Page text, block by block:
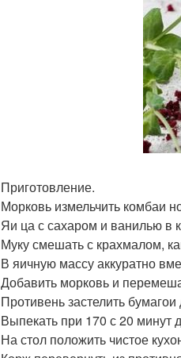
Приготовление.
Морковь измельчить комбаи
Яи ца с сахаром и ванилью в
Муку смешать с крахмалом,
В яичную массу аккуратно
Добавить морковь и
Противень застелить
Выпекать при 170 с 20 минут
На стол положить чистое